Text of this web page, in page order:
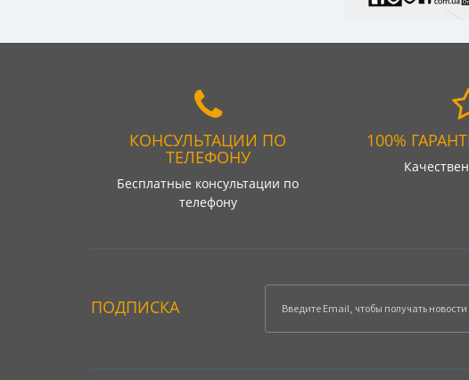
КОНСУЛЬТАЦИИ ПО
ТЕЛЕФОНУ
Бесплатные консультации по
телефону
100%
ПОДПИСКА